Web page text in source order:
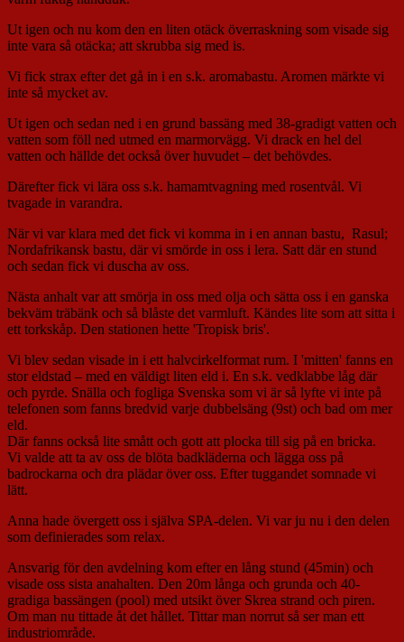
Ut igen och nu kom den en liten otäck överraskning som visade sig
inte vara så otäcka; att skrubba sig med is.
Vi fick strax efter det gå in i en s.k. aromabastu. Aromen märkte vi
inte så mycket av.
Ut igen och sedan ned i en grund bassäng med 38-gradigt vatten och
vatten som föll ned utmed en marmorvägg. Vi drack en hel del
vatten och hällde det också över huvudet – det behövdes.
Därefter fick vi lära oss s.k. hamamtvagning med rosentvål. Vi
tvagade in varandra.
När vi var klara med det fick vi komma in i en annan bastu, Rasul;
Nordafrikansk bastu, där vi smörde in oss i lera. Satt där en stund
och sedan fick vi duscha av oss.
Nästa anhalt var att smörja in oss med olja och sätta oss i en ganska
bekväm träbänk och så blåste det varmluft. Kändes lite som att sitta i
ett torkskåp. Den stationen hette 'Tropisk bris'.
Vi blev sedan visade in i ett halvcirkelformat rum. I 'mitten' fanns en
stor eldstad – med en väldigt liten eld i. En s.k. vedklabbe låg där
och pyrde. Snälla och fogliga Svenska som vi är så lyfte vi inte på
telefonen som fanns bredvid varje dubbelsäng (9st) och bad om mer
eld.
Där fanns också lite smått och gott att plocka till sig på en bricka.
Vi valde att ta av oss de blöta badkläderna och lägga oss på
badrockarna och dra plädar över oss. Efter tuggandet somnade vi
lätt.
Anna hade övergett oss i själva SPA-delen. Vi var ju nu i den delen
som definierades som relax.
Ansvarig för den avdelning kom efter en lång stund (45min) och
visade oss sista anahalten. Den 20m långa och grunda och 40-
gradiga bassängen (pool) med utsikt över Skrea strand och piren.
Om man nu tittade åt det hållet. Tittar man norrut så ser man ett
industriområde.